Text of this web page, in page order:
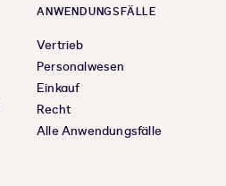
ANWENDUNGSFÄLLE
Vertrieb
Personalwesen
Einkauf
Recht
Alle Anwendungsfälle